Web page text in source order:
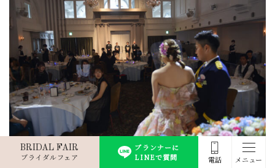
BRIDAL FAIR
ブライダルフェア
プランナーに
LINEで質問
電話 メニュー